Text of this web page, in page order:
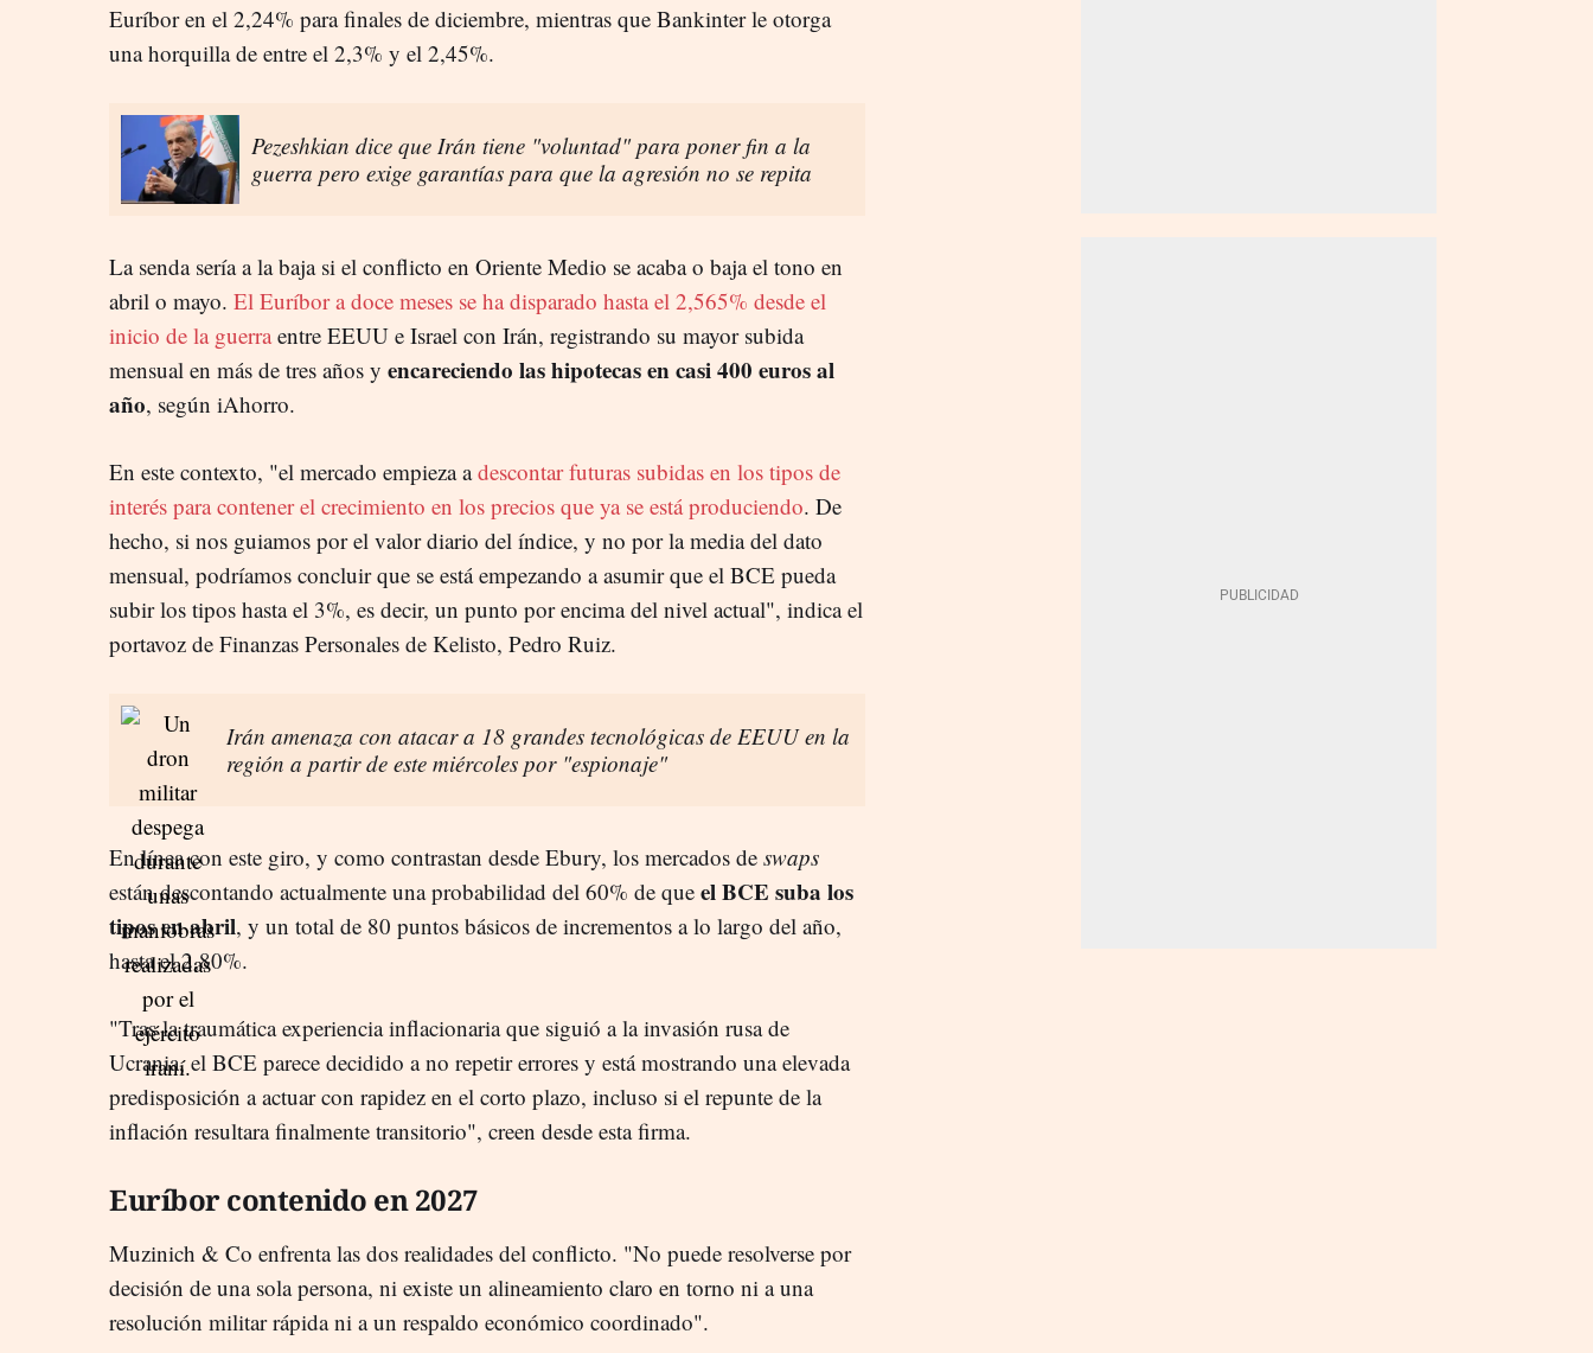
Euríbor en el 2,24% para finales de diciembre, mientras que Bankinter le otorga
una horquilla de entre el 2,3% y el 2,45%.
Pezeshkian dice que Irán tiene "voluntad" para poner fin a la
guerra pero exige garantías para que la agresión no se repita
La senda sería a la baja si el conflicto en Oriente Medio se acaba o baja el tono en
abril o mayo. El Euríbor a doce meses se ha disparado hasta el 2,565% desde el
inicio de la guerraentre EEUU e Israel con Irán, registrando su mayor subida
mensual en más de tres años y encareciendo las hipotecas en casi 400 euros al
año, según iAhorro.
En este contexto, "el mercado empieza adescontar futuras subidas en los tipos de
interés para contener el crecimiento en los precios que ya se está produciendo. De
hecho, si nos guiamos por el valor diario del índice, y no por la media del dato
mensual, podríamos concluir que se está empezando a asumir que el BCE pueda
subir los tipos hasta el 3%, es decir, un punto por encima del nivel actual", indica el
portavoz de Finanzas Personales de Kelisto, Pedro Ruiz.
Irán amenaza con atacar a 18 grandes tecnológicas de EEUU en la
región a partir de este miércoles por "espionaje"
En línea con este giro, y como contrastan desde Ebury, los mercados de swaps
están descontando actualmente una probabilidad del 60% de que el BCE suba los
tipos en abril, y un total de 80 puntos básicos de incrementos a lo largo del año,
hasta el 2,80%.
"Tras la traumática experiencia inflacionaria que siguió a la invasión rusa de
Ucrania, el BCE parece decidido a no repetir errores y está mostrando una elevada
predisposición a actuar con rapidez en el corto plazo, incluso si el repunte de la
inflación resultara finalmente transitorio", creen desde esta firma.
Euríbor contenido en 2027
Muzinich & Co enfrenta las dos realidades del conflicto. "No puede resolverse por
decisión de una sola persona, ni existe un alineamiento claro en torno ni a una
resolución militar rápida ni a un respaldo económico coordinado".